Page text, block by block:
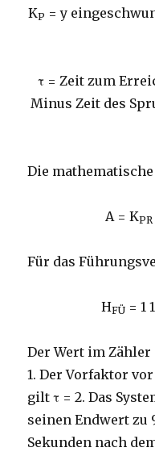
KP =y
τ = Zeit zum
Minus Zeit des
Die
A = KPR
Für das
HFÜ = 1
Der Wert im
1. Der Vorfaktor
gilt τ = 2. Das
seinen Endwert zu
Sekunden nach